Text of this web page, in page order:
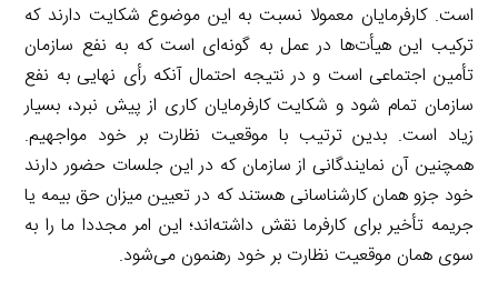
است. کارفرمایان معمولا نسبت به این موضوع شکایت دارند که
ترکیب این هیأت‌ها در عمل به گونه‌ای است که به نفع سازمان
تأمین اجتماعی است و در نتیجه احتمال آنکه رأی نهایی به نفع
سازمان تمام شود و شکایت کارفرمایان کاری از پیش نبرد، بسیار
زیاد است. بدین ترتیب با موقعیت نظارت بر خود مواجهیم.
همچنین آن نمایندگانی از سازمان که در این جلسات حضور دارند
خود جزو همان کارشناسانی هستند که در تعیین میزان حق بیمه یا
جریمه تأخیر برای کارفرما نقش داشته‌اند؛ این امر مجددا ما را به
سوی همان موقعیت نظارت بر خود رهنمون می‌شود.